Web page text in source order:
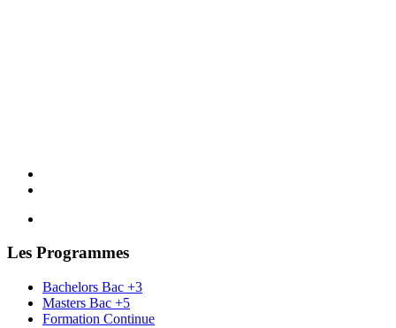
Les Programmes
Bachelors Bac +3
Masters Bac +5
Formation Continue